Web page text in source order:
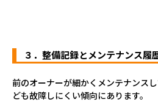
３．整備記録とメンテナンス履
前のオーナーが細かくメンテナンス
ども故障しにくい傾向にあります。